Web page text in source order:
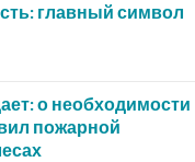
главный символ
о необходимости
пожарной